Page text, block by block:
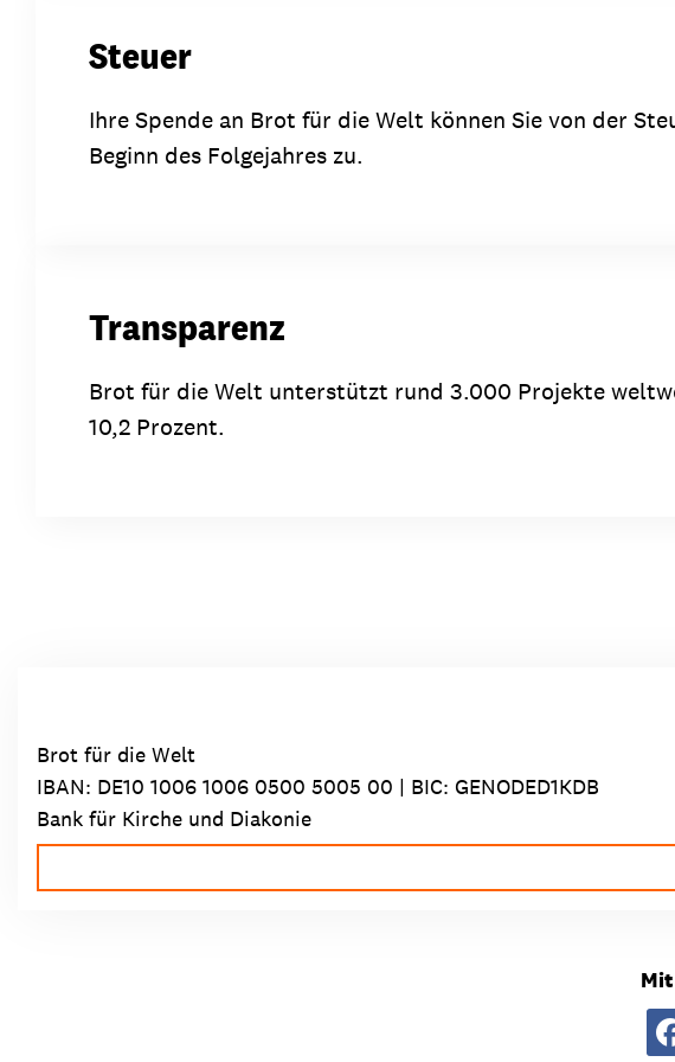
Steuer
Ihre Spende an Brot für die Welt können Sie von der
Beginn des Folgejahres zu.
Transparenz
Brot für die Welt unterstützt rund 3.000 Projekte
10,2 Prozent.
Brot für die Welt
IBAN: DE10 1006 1006 0500 5005 00 | BIC: GENODED1KDB
Bank für Kirche und Diakonie